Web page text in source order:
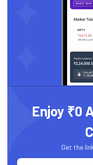
Enjoy ₹0
Get the